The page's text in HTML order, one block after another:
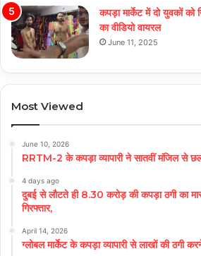
कपड़ा मार्केट में दो युवकों को
का वीडियो वायरल
June 11, 2025
Most Viewed
June 10, 2026
RRTM-2 के कपड़ा व्यापारी ने सातवीं मंजिल से
4 days ago
दुबई से लौटते ही 8.30 करोड़ की कपड़ा ठगी का
गिरफ्तार,
April 14, 2026
ग्लोबल मार्केट के कपड़ा व्यापारी से लाखों की ठगी